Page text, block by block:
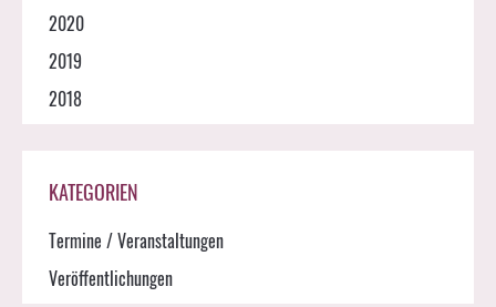
2020
2019
2018
KATEGORIEN
Termine / Veranstaltungen
Veröffentlichungen